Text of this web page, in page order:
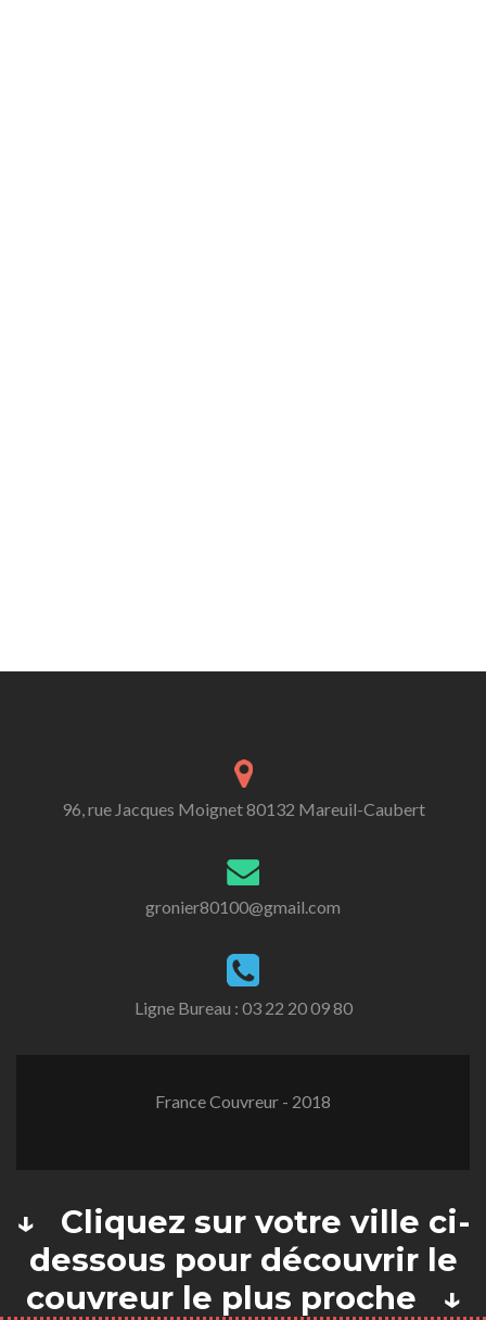
96, rue Jacques Moignet 80132 Mareuil-Caubert
gronier80100@gmail.com
Ligne Bureau : 03 22 20 09 80
France Couvreur - 2018
↓ Cliquez sur votre ville ci-
dessous pour découvrir le
couvreur le plus proche ↓